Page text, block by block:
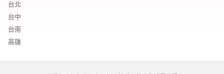
台北
台中
台南
高雄